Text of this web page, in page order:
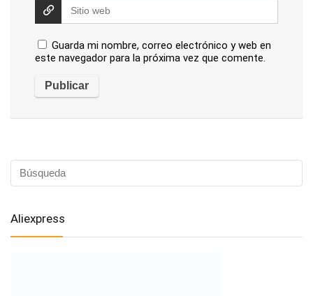
Guarda mi nombre, correo electrónico y web en
este navegador para la próxima vez que comente.
Aliexpress